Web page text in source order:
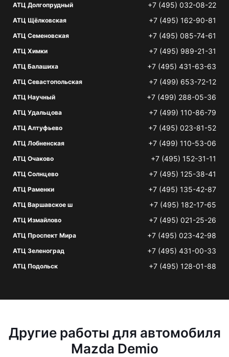
АТЦ Долгопрудный +7 (495) 032-08-22
АТЦ Щёлковская +7 (495) 162-90-81
АТЦ Семеновская +7 (495) 085-74-61
АТЦ Химки +7 (495) 989-21-31
АТЦ Балашиха +7 (495) 431-63-63
АТЦ Севастопольская +7 (499) 653-72-12
АТЦ Научный +7 (499) 288-05-36
АТЦ Удальцова +7 (499) 110-86-79
АТЦ Алтуфьево +7 (495) 023-81-52
АТЦ Лобненская +7 (499) 110-53-06
АТЦ Очаково +7 (495) 152-31-11
АТЦ Солнцево +7 (495) 125-38-41
АТЦ Раменки +7 (495) 135-42-87
АТЦ Варшавское ш +7 (495) 182-17-65
АТЦ Измайлово +7 (495) 021-25-26
АТЦ Проспект Мира +7 (495) 023-42-98
АТЦ Зеленоград +7 (495) 431-00-33
АТЦ Подольск +7 (495) 128-01-88
Другие работы для автомобиля
Mazda Demio